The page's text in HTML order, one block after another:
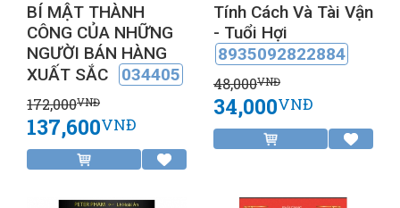
BÍ MẬT THÀNH
CÔNG CỦA NHỮNG
NGƯỜI BÁN HÀNG
XUẤT SẮC
034405
172,000VNĐ
137,600VNĐ
Tính Cách Và Tài Vận
- Tuổi Hợi
8935092822884
48,000VNĐ
34,000VNĐ